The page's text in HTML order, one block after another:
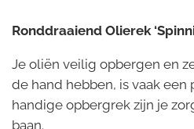
Ronddraaiend Olierek
Je oliën veilig opbergen en
de hand hebben, is vaak
handige opbergrek zijn je
baan.